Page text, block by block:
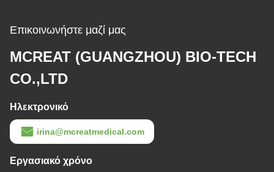
MCREAT (GUANGZHOU) BIO-TECH
CO.,LTD
Ηλεκτρονικό
irina@mcreatmedical.com
Εργασιακό χρόνο
8:30-18:00